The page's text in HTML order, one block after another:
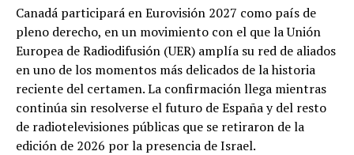
Canadá participará en Eurovisión 2027 como país de
pleno derecho, en un movimiento con el que la Unión
Europea de Radiodifusión (UER) amplía su red de aliados
en uno de los momentos más delicados de la historia
reciente del certamen. La confirmación llega mientras
continúa sin resolverse el futuro de España y del resto
de radiotelevisiones públicas que se retiraron de la
edición de 2026 por la presencia de Israel.